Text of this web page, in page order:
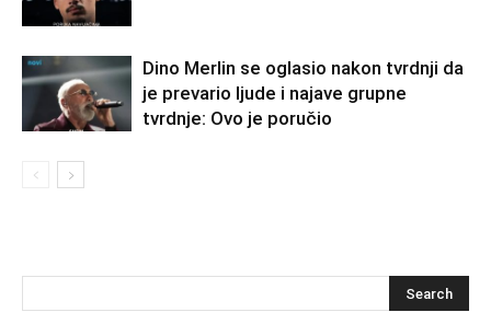
Dino Merlin se oglasio nakon tvrdnji da
je prevario ljude i najave grupne
tvrdnje: Ovo je poručio